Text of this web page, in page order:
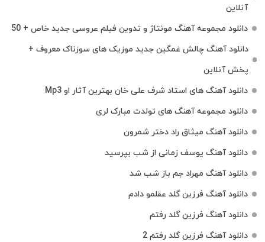
آنلاین
دانلود مجموعه آهنگ مونتاژ و تدوین فیلم عروسی جدید خاص + 50
دانلود آهنگ چالش غمگین جدید موزیک های سوزناک معروف +
پخش آنلاین
دانلود آهنگ های استاد شرف علی خان بهترین آثار او Mp3
دانلود مجموعه آهنگ های تولدت مبارک لری
دانلود آهنگ میثاق راد دختر شمرون
دانلود آهنگ یوسف زمانی از شب بپرسید
دانلود آهنگ مهراد جم باز شب شد
دانلود آهنگ فرزین گلد عقلمو دادم
دانلود آهنگ فرزین گلد رفتم
دانلود آهنگ فرزین گلد رفتم 2